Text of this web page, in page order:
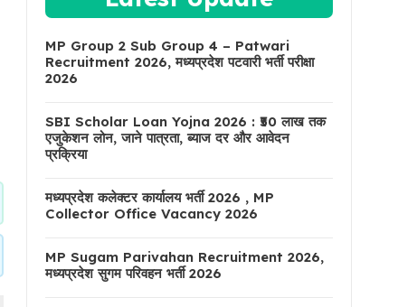
MP Group 2 Sub Group 4 – Patwari
Recruitment 2026, मध्यप्रदेश पटवारी भर्ती परीक्षा
2026
SBI Scholar Loan Yojna 2026 : ₹50 लाख तक
एजुकेशन लोन, जाने पात्रता, ब्याज दर और आवेदन
प्रक्रिया
मध्यप्रदेश कलेक्टर कार्यालय भर्ती 2026 , MP
Collector Office Vacancy 2026
MP Sugam Parivahan Recruitment 2026,
मध्यप्रदेश सुगम परिवहन भर्ती 2026